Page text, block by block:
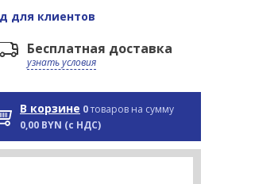
для клиентов
Бесплатная доставка
узнать условия
В корзине 0товаров на сумму
0,00 BYN (с НДС)